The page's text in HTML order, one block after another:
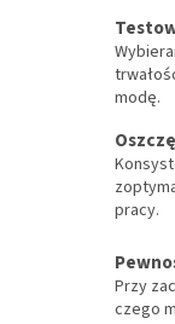
modę.
pracy.
Przy
czego